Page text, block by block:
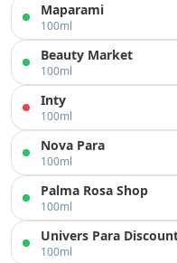
Maparami
100ml
Beauty Market
100ml
Inty
100ml
Nova Para
100ml
Palma Rosa Shop
100ml
Univers Para
100ml